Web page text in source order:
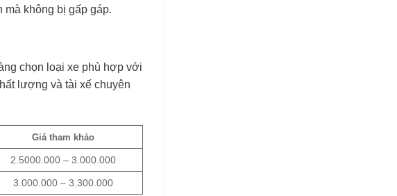
không bị gấp gáp.
chọn loại xe phù hợp với
lượng và tài xế chuyên
Giá tham khảo
2.5000.000 – 3.000.000
3.000.000 – 3.300.000